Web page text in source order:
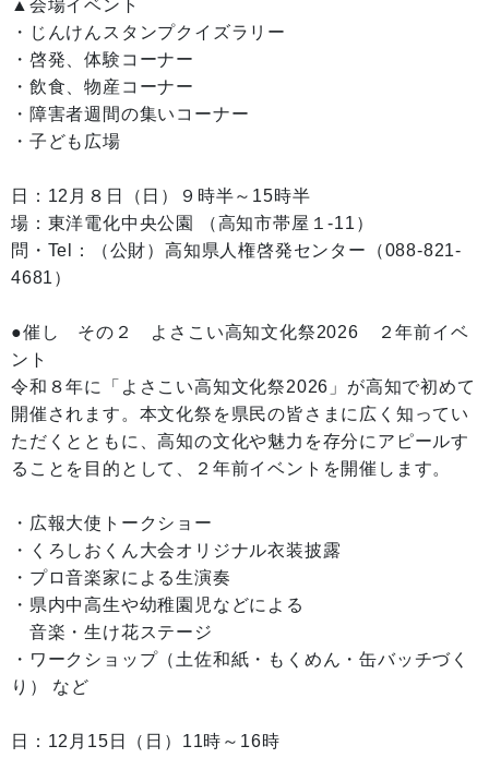
▲会場イベント
・じんけんスタンプクイズラリー
・啓発、体験コーナー
・飲食、物産コーナー
・障害者週間の集いコーナー
・子ども広場
日：12月８日（日）９時半～15時半
場：東洋電化中央公園 （高知市帯屋１-11）
問・Tel：（公財）高知県人権啓発センター（088-821-
4681）
●催し その２ よさこい高知文化祭2026 ２年前イベ
ント
令和８年に「よさこい高知文化祭2026」が高知で初めて
開催されます。本文化祭を県民の皆さまに広く知ってい
ただくとともに、高知の文化や魅力を存分にアピールす
ることを目的として、２年前イベントを開催します。
・広報大使トークショー
・くろしおくん大会オリジナル衣装披露
・プロ音楽家による生演奏
・県内中高生や幼稚園児などによる
音楽・生け花ステージ
・ワークショップ（土佐和紙・もくめん・缶バッチづく
り） など
日：12月15日（日）11時～16時